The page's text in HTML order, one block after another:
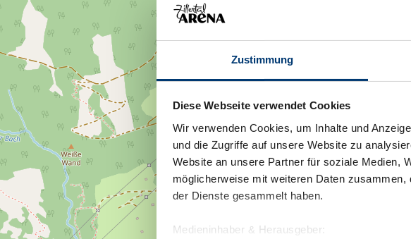
Zustimmung
Diese Webseite verwendet Cookies
Wir verwenden Cookies, um Inhalte und
und die Zugriffe auf unsere Website zu
Website an unsere Partner für soziale Medien,
möglicherweise mit weiteren Daten
der Dienste gesammelt haben.
Medieninhaber & Herausgeber: